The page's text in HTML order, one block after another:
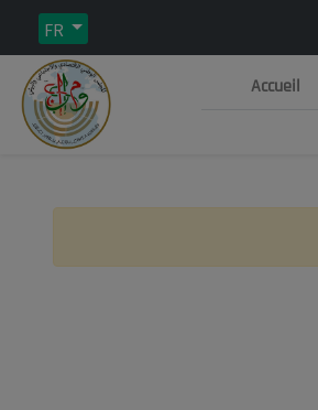
FR
Accueil